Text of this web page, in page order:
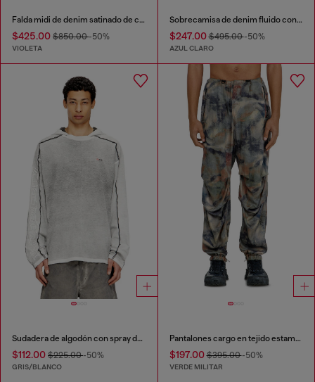
Falda midi de denim satinado de color
$425.00 $850.00-50%
VIOLETA
Sobrecamisa de denim fluido con efecto suciedad
$247.00$495.00-50%
AZUL CLARO
Sudadera de algodón con spray de color
$112.00 $225.00-50%
GRIS/BLANCO
Pantalones cargo en tejido estampado
$197.00$395.00-50%
VERDE MILITAR